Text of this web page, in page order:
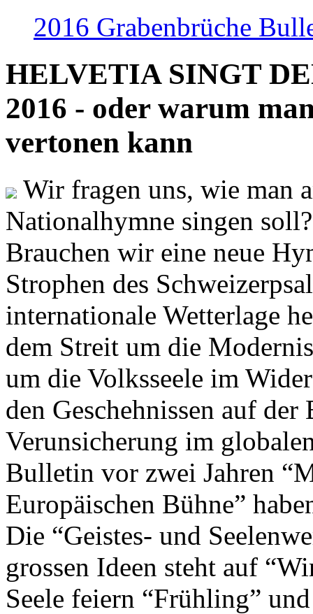
2016 Grabenbrüche
HELVETIA SINGT
2016 - oder warum
vertonen kann
Wir fragen uns, wie man
Nationalhymne singen
Brauchen wir eine neue
Strophen des
internationale Wetterlage
dem Streit um die
um die Volksseele im
den Geschehnissen auf
Verunsicherung im
Bulletin vor zwei Jahren
Europäischen Bühne”
Die “Geistes- und
grossen Ideen steht auf
Seele feiern “Frühling”